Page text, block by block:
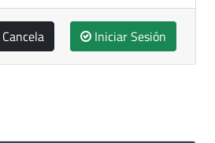
Cancela Iniciar Sesión